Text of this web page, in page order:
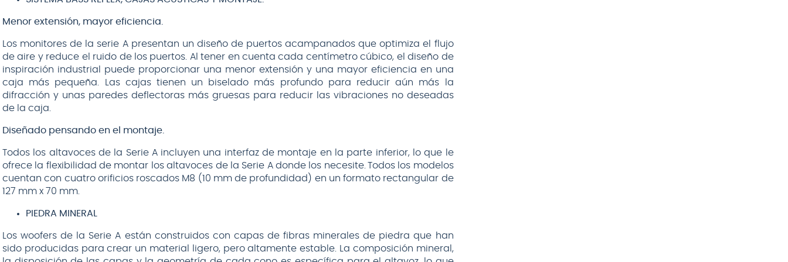
Menor extensión, mayor eficiencia.
Los monitores de la serie A presentan un diseño de puertos acampanados que optimiza el flujo
de aire y reduce el ruido de los puertos. Al tener en cuenta cada centímetro cúbico, el diseño de
inspiración industrial puede proporcionar una menor extensión y una mayor eficiencia en una
caja más pequeña. Las cajas tienen un biselado más profundo para reducir aún más la
difracción y unas paredes deflectoras más gruesas para reducir las vibraciones no deseadas
de la caja.
Diseñado pensando en el montaje.
Todos los altavoces de la Serie A incluyen una interfaz de montaje en la parte inferior, lo que le
ofrece la flexibilidad de montar los altavoces de la Serie A donde los necesite. Todos los modelos
cuentan con cuatro orificios roscados M8 (10 mm de profundidad) en un formato rectangular de
127 mm x 70 mm.
PIEDRA MINERAL
Los woofers de la Serie A están construidos con capas de fibras minerales de piedra que han
sido producidas para crear un material ligero, pero altamente estable. La composición mineral,